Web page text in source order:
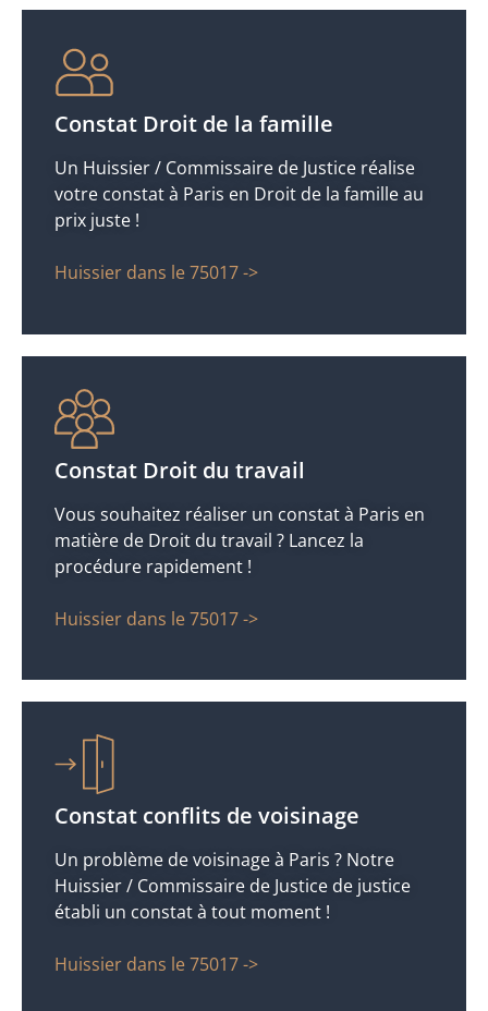
Constat Droit de la famille
Un Huissier / Commissaire de Justice réalise
votre constat à Paris en Droit de la famille au
prix juste !
Huissier dans le 75017 ->
Constat Droit du travail
Vous souhaitez réaliser un constat à Paris en
matière de Droit du travail ? Lancez la
procédure rapidement !
Huissier dans le 75017 ->
Constat conflits de voisinage
Un problème de voisinage à Paris ? Notre
Huissier / Commissaire de Justice de justice
établi un constat à tout moment !
Huissier dans le 75017 ->